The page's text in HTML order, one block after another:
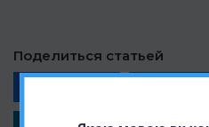
Поделиться статьей